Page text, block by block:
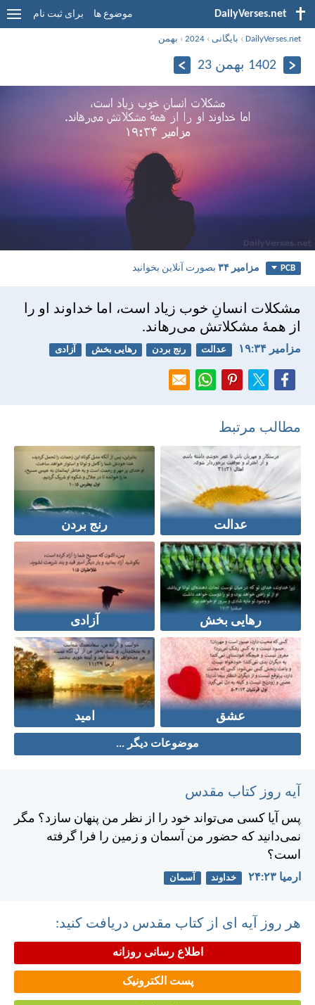
DailyVerses.net موضوع ها برای ثبت نام
DailyVerses.net
› بایگانی ›
2024
› بهمن
1402 بهمن 23
PCB مزامير ۳۴ بصورت آنلاین بخوانید
مشكلات انسانِ خوب زياد است، اما خداوند او را
از همهٔ مشكلاتش می‌رهاند.
مزامير ۳۴:‏۱۹ عدالت رنج بردن رهایی بخش آزادی
مطالب مرتبط
عدالت رنج بردن
رهایی بخش آزادی
عشق امید
موضوعات دیگر ...
آیه روز کتاب مقدس
پس آيا كسی می‌تواند خود را از نظر من پنهان سازد؟ مگر
نمی‌دانيد كه حضور من آسمان و زمين را فرا گرفته
است؟
ارميا ۲۳:‏۲۴ خداوند آسمان
هر روز آیه ای از کتاب مقدس دریافت کنید:
اطلاع رسانی روزانه
پست الکترونیک